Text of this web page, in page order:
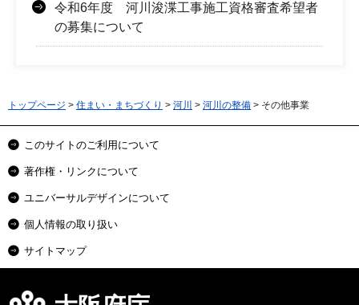
令和6年度 河川浚渫工事施工資格審査希望者
の募集について
トップページ > 住まい・まちづくり > 河川 > 河川の整備 > その他事業
このサイトのご利用について
著作権・リンクについて
ユニバーサルデザインについて
個人情報の取り扱い
サイトマップ